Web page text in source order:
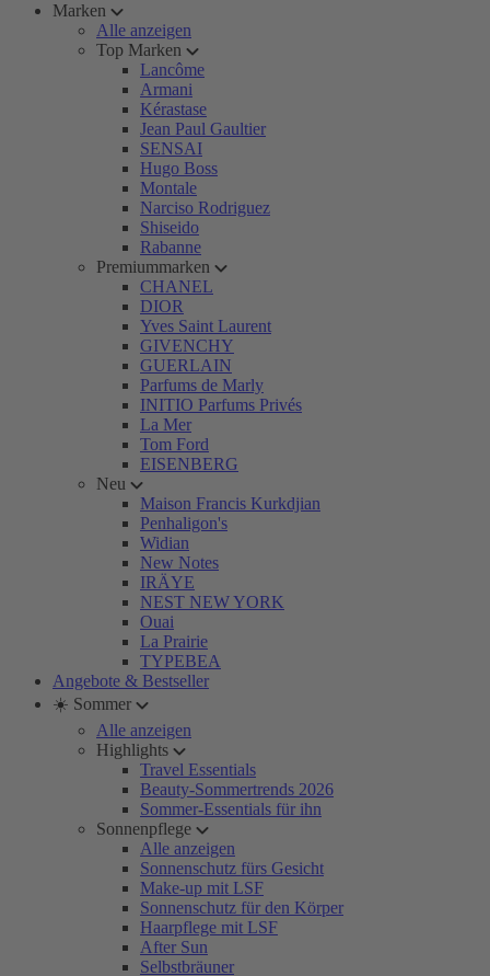
Marken
Alle anzeigen
Top Marken
Lancôme
Armani
Kérastase
Jean Paul Gaultier
SENSAI
Hugo Boss
Montale
Narciso Rodriguez
Shiseido
Rabanne
Premiummarken
CHANEL
DIOR
Yves Saint Laurent
GIVENCHY
GUERLAIN
Parfums de Marly
INITIO Parfums Privés
La Mer
Tom Ford
EISENBERG
Neu
Maison Francis Kurkdjian
Penhaligon's
Widian
New Notes
IRÄYE
NEST NEW YORK
Ouai
La Prairie
TYPEBEA
Angebote & Bestseller
☀️ Sommer
Alle anzeigen
Highlights
Travel Essentials
Beauty-Sommertrends 2026
Sommer-Essentials für ihn
Sonnenpflege
Alle anzeigen
Sonnenschutz fürs Gesicht
Make-up mit LSF
Sonnenschutz für den Körper
Haarpflege mit LSF
After Sun
Selbstbräuner